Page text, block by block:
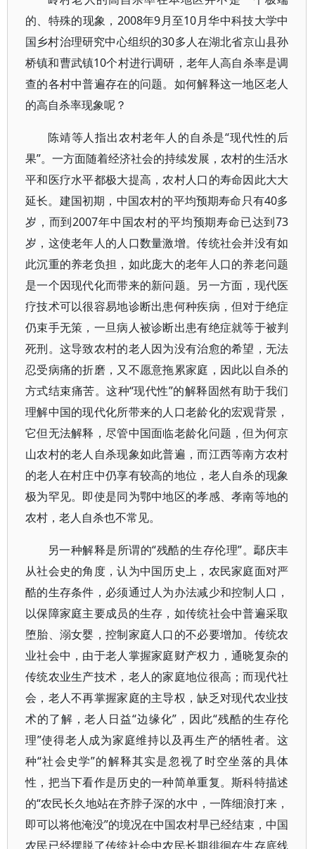
的、特殊的现象，2008年9月至10月华中科技大学中
国乡村治理研究中心组织的30多人在湖北省京山县孙
桥镇和曹武镇10个村进行调研，老年人高自杀率是调
查的各村中普遍存在的问题。如何解释这一地区老人
的高自杀率现象呢？
陈靖等人指出农村老年人的自杀是“现代性的后
果”。一方面随着经济社会的持续发展，农村的生活水
平和医疗水平都极大提高，农村人口的寿命因此大大
延长。建国初期，中国农村的平均预期寿命只有40多
岁，而到2007年中国农村的平均预期寿命已达到73
岁，这使老年人的人口数量激增。传统社会并没有如
此沉重的养老负担，如此庞大的老年人口的养老问题
是一个因现代化而带来的新问题。另一方面，现代医
疗技术可以很容易地诊断出患何种疾病，但对于绝症
仍束手无策，一旦病人被诊断出患有绝症就等于被判
死刑。这导致农村的老人因为没有治愈的希望，无法
忍受病痛的折磨，又不愿意拖累家庭，因此以自杀的
方式结束痛苦。这种“现代性”的解释固然有助于我们
理解中国的现代化所带来的人口老龄化的宏观背景，
它但无法解释，尽管中国面临老龄化问题，但为何京
山农村的老人自杀现象如此普遍，而江西等南方农村
的老人在村庄中仍享有较高的地位，老人自杀的现象
极为罕见。即使是同为鄂中地区的孝感、孝南等地的
农村，老人自杀也不常见。
另一种解释是所谓的“残酷的生存伦理”。鄢庆丰
从社会史的角度，认为中国历史上，农民家庭面对严
酷的生存条件，必须通过人为办法减少和控制人口，
以保障家庭主要成员的生存，如传统社会中普遍采取
堕胎、溺女婴，控制家庭人口的不必要增加。传统农
业社会中，由于老人掌握家庭财产权力，通晓复杂的
传统农业生产技术，老人的家庭地位很高；而现代社
会，老人不再掌握家庭的主导权，缺乏对现代农业技
术的了解，老人日益“边缘化”，因此“残酷的生存伦
理”使得老人成为家庭维持以及再生产的牺牲者。这
种“社会史学”的解释其实是忽视了时空坐落的具体
性，把当下看作是历史的一种简单重复。斯科特描述
的“农民长久地站在齐脖子深的水中，一阵细浪打来，
即可以将他淹没”的境况在中国农村早已经结束，中国
农民已经摆脱了传统社会中农民长期徘徊在生存底线